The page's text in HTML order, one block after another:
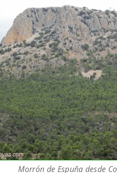
Morrón de Espuña desde